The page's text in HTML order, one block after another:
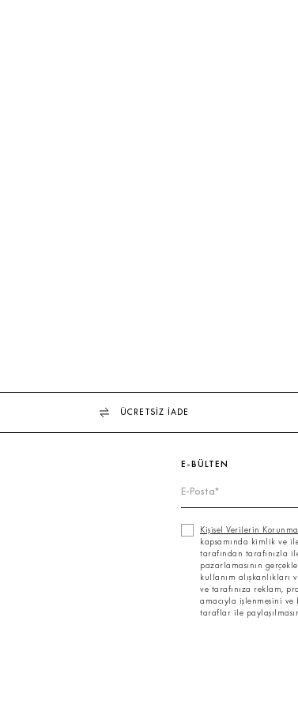
ÜCRETSİZ İADE
E-BÜLTEN
Kişisel Verilerin
kapsamında kimlik ve
tarafından tarafınızla
pazarlamasının
kullanım alışkanlıkları
ve tarafınıza reklam,
amacıyla işlenmesini ve
taraflar ile